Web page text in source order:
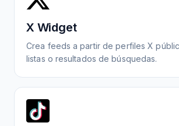
X Widget
Crea feeds a partir de perfiles X
listas o resultados de búsquedas.